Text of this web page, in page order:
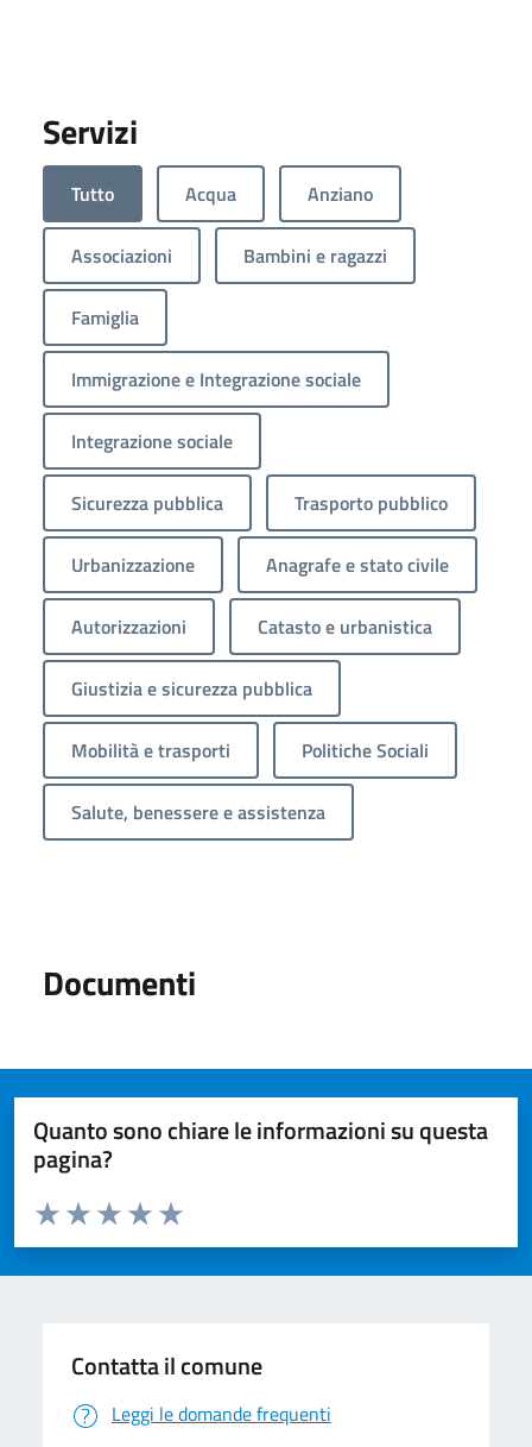
Servizi
Tutto Acqua Anziano
Associazioni Bambini e ragazzi
Famiglia
Immigrazione e Integrazione sociale
Integrazione sociale
Sicurezza pubblica Trasporto pubblico
Urbanizzazione Anagrafe e stato civile
Autorizzazioni Catasto e urbanistica
Giustizia e sicurezza pubblica
Mobilità e trasporti Politiche Sociali
Salute, benessere e assistenza
Documenti
Quanto sono chiare le informazioni su questa
pagina?
Valuta da 1 a 5 stelle la pagina
Valuta 5 stelle su 5
Valuta 4 stelle su 5
Valuta 3 stelle su 5
Valuta 2 stelle su 5
Valuta 1 stelle su 5
Contatta il comune
Leggi le domande frequenti